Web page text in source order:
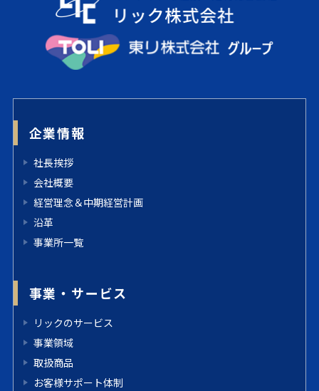
企業情報
社長挨拶
会社概要
経営理念＆中期経営計画
沿革
事業所一覧
事業・サービス
リックのサービス
事業領域
取扱商品
お客様サポート体制